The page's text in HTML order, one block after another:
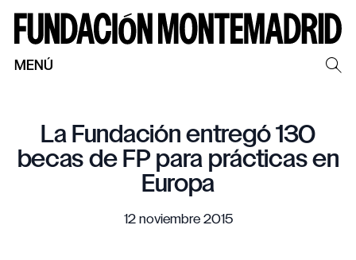
MENÚ
La Fundación entregó 130
becas de FP para prácticas en
Europa
12 noviembre 2015